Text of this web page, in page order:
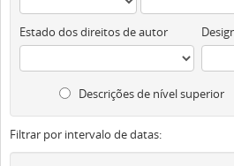
Estado dos direitos de autor
Descrições de nível superior
Filtrar por intervalo de datas: